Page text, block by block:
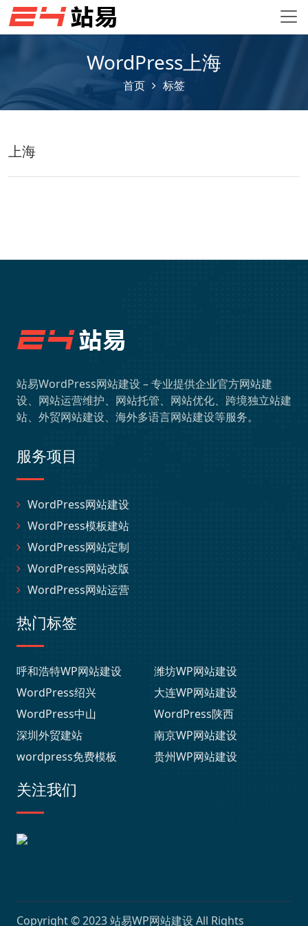
WordPress上海
首页 标签
上海
站易WordPress网站建设 – 专业提供企业官方网站建
设、网站运营维护、网站托管、网站优化、跨境独立站建
站、外贸网站建设、海外多语言网站建设等服务。
服务项目
WordPress网站建设
WordPress模板建站
WordPress网站定制
WordPress网站改版
WordPress网站运营
热门标签
呼和浩特WP网站建设
潍坊WP网站建设
WordPress绍兴
大连WP网站建设
WordPress中山
WordPress陕西
深圳外贸建站
南京WP网站建设
wordpress免费模板
贵州WP网站建设
关注我们
Copyright © 2023站易WP网站建设 All Rights